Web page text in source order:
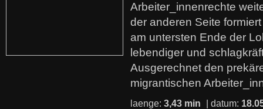
Arbeiter_innenrechte
der anderen Seite
am untersten Ende der
lebendiger und
Ausgerechnet den
migrantischen
laenge: 3,43 min | datum: